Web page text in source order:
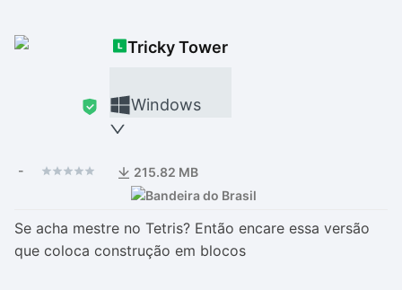
Tricky Tower
Windows
- 215.82 MB
Se acha mestre no Tetris? Então encare essa versão
que coloca construção em blocos